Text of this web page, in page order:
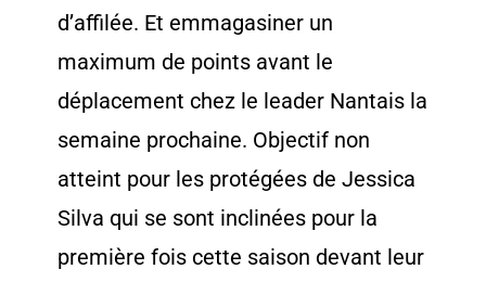
d’affilée. Et emmagasiner un
maximum de points avant le
déplacement chez le leader Nantais la
semaine prochaine. Objectif non
atteint pour les protégées de Jessica
Silva qui se sont inclinées pour la
première fois cette saison devant leur